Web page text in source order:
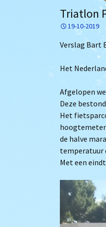
Het
De
Bij Willem
Triatlon
19-10-2019
Verslag Bart
Het
Afgelopen
Deze
Het
de halve
temperatuur
Met een